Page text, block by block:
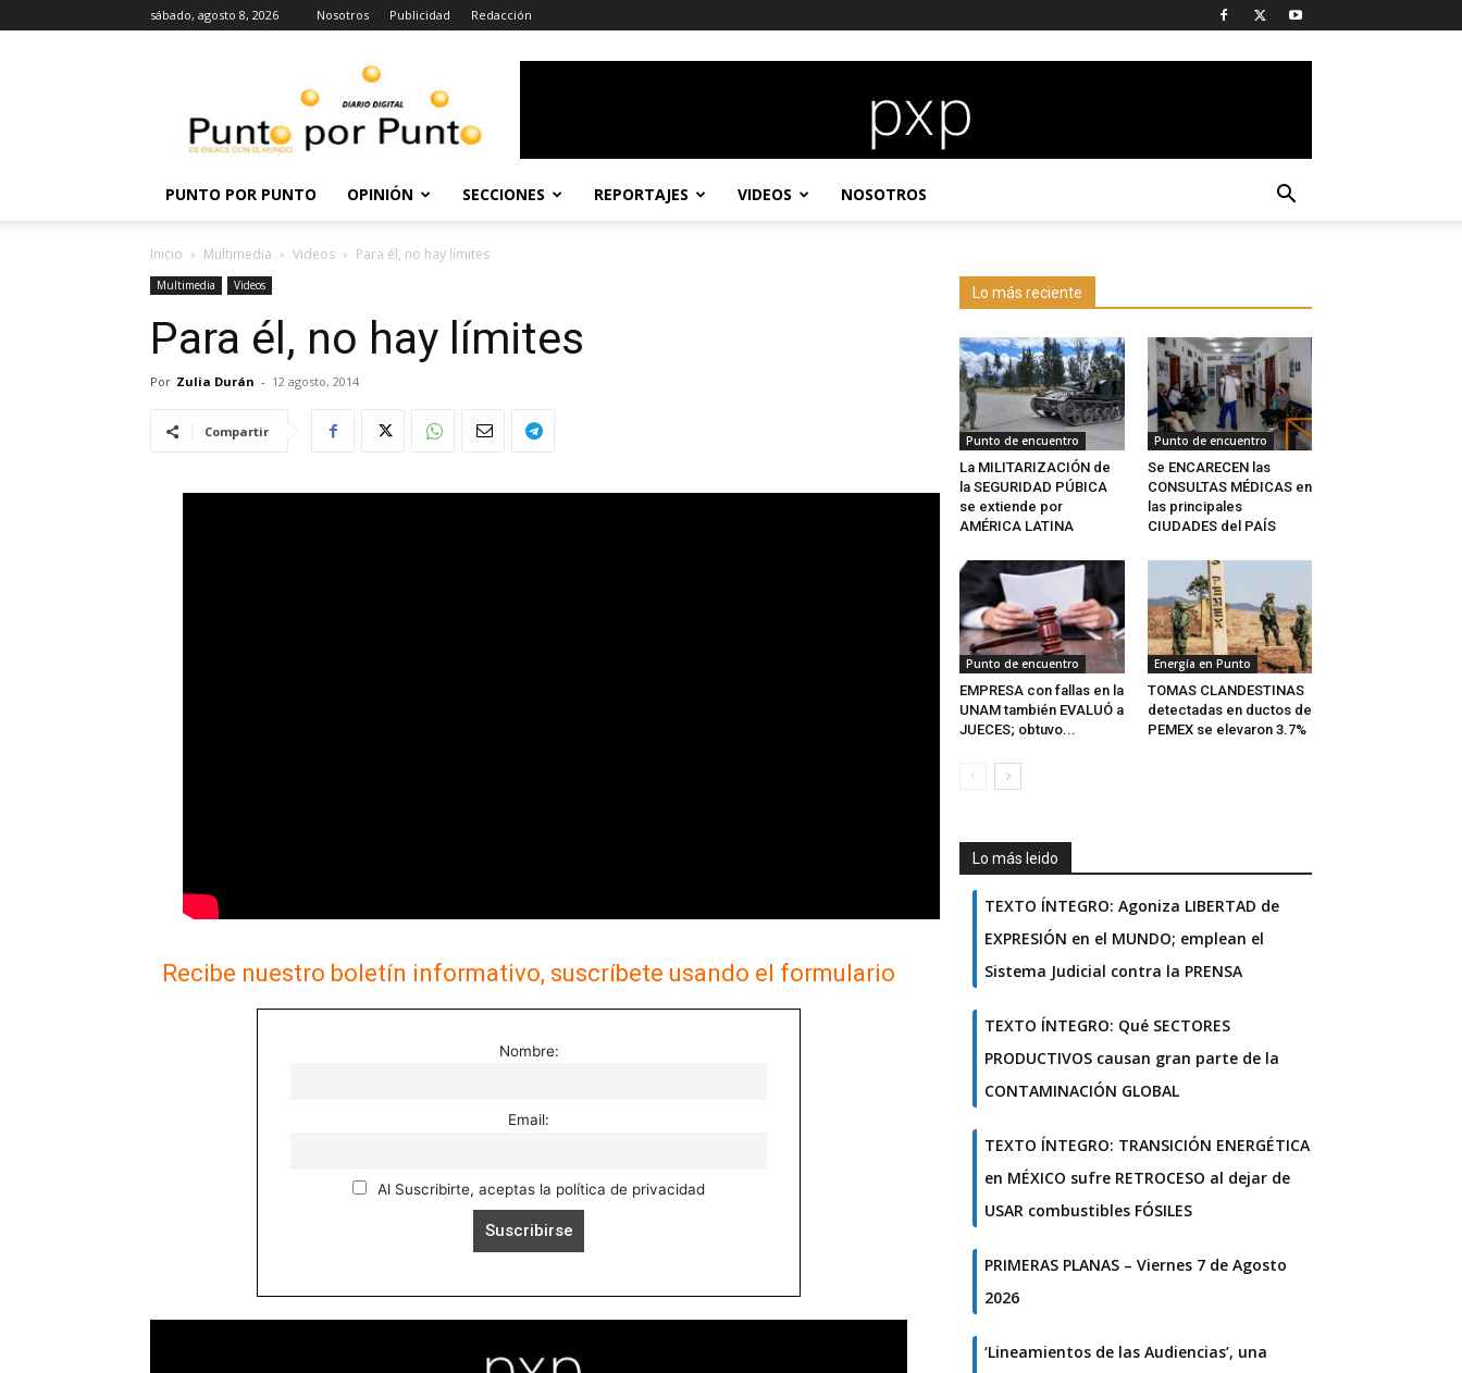
sábado, agosto 8, 2026 Nosotros Publicidad Redacción
Punto
PUNTO POR PUNTO OPINIÓN SECCIONES REPORTAJES VIDEOS NOSOTROS
Inicio Multimedia Videos Para él, no hay límites
Multimedia Videos
Para él, no hay límites
Por Zulia Durán - 12 agosto, 2014
Compartir
Recibe nuestro boletín informativo, suscríbete usando el formulario
Nombre:
Email:
Al Suscribirte, aceptas la política de privacidad
Lo más reciente
Punto de encuentro
La MILITARIZACIÓN de
la SEGURIDAD PÚBICA
se extiende por
AMÉRICA LATINA
Punto de encuentro
Se ENCARECEN las
CONSULTAS MÉDICAS en
las principales
CIUDADES del PAÍS
Punto de encuentro
EMPRESA con fallas en la
UNAM también EVALUÓ a
JUECES; obtuvo...
Energía en Punto
TOMAS CLANDESTINAS
detectadas en ductos de
PEMEX se elevaron 3.7%
Lo más leido
TEXTO ÍNTEGRO: Agoniza LIBERTAD de
EXPRESIÓN en el MUNDO; emplean el
Sistema Judicial contra la PRENSA
TEXTO ÍNTEGRO: Qué SECTORES
PRODUCTIVOS causan gran parte de la
CONTAMINACIÓN GLOBAL
TEXTO ÍNTEGRO: TRANSICIÓN ENERGÉTICA
en MÉXICO sufre RETROCESO al dejar de
USAR combustibles FÓSILES
PRIMERAS PLANAS – Viernes 7 de Agosto
2026
‘Lineamientos de las Audiencias’, una